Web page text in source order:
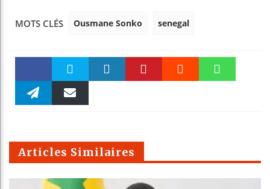
MOTS CLÉS Ousmane Sonko senegal
Faceboo Twitter
m
Articles Similaires